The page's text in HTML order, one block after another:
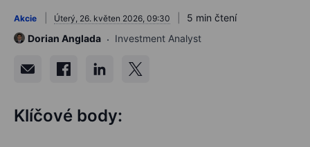
Akcie Úterý, 26. květen 2026, 09:30
5 min čtení
Dorian Anglada
Investment Analyst
Klíčové body: